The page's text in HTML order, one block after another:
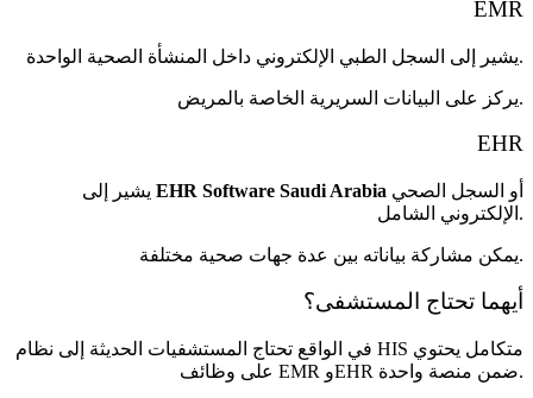
EMR
يشير إلى السجل الطبي الإلكتروني داخل المنشأة الصحية الواحدة.
يركز على البيانات السريرية الخاصة بالمريض.
EHR
EHR Software Saudi Arabia
الإلكتروني الشامل.
يمكن مشاركة بياناته بين عدة جهات صحية مختلفة.
أيهما تحتاج المستشفى؟
في الواقع تحتاج المستشفيات الحديثة إلى نظام HIS متكامل يحتوي
على وظائف EMR وEHR ضمن منصة واحدة.